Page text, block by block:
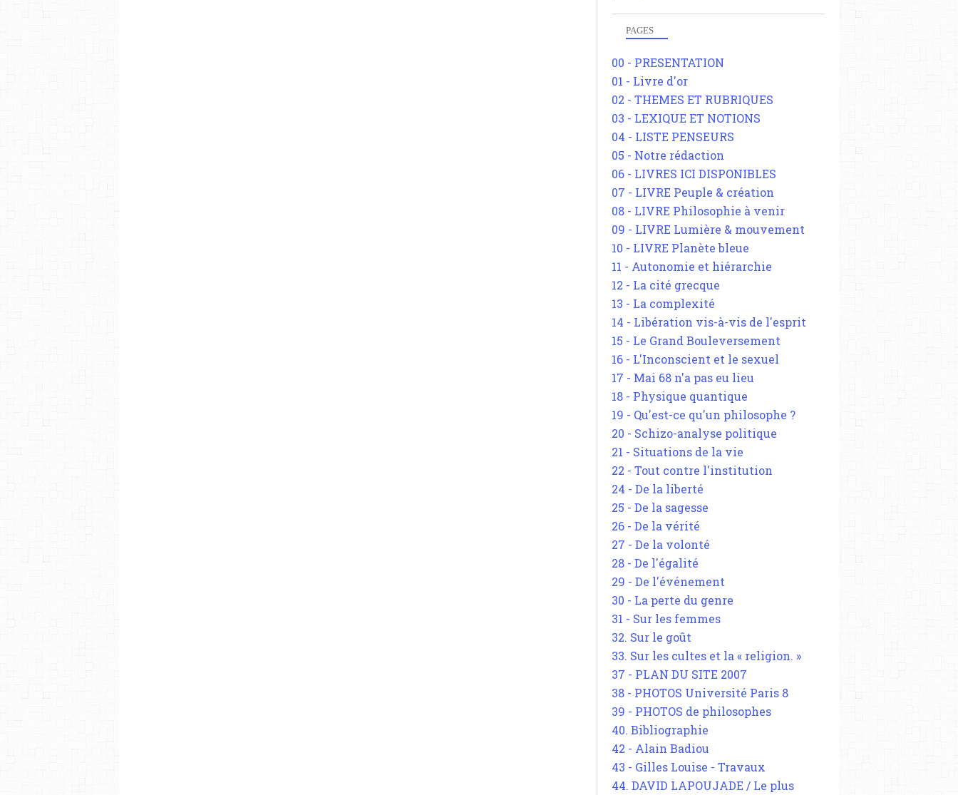
PAGES
00 - PRESENTATION
01 - Livre d'or
02 - THEMES ET RUBRIQUES
03 - LEXIQUE ET NOTIONS
04 - LISTE PENSEURS
05 - Notre rédaction
06 - LIVRES ICI DISPONIBLES
07 - LIVRE Peuple & création
08 - LIVRE Philosophie à venir
09 - LIVRE Lumière & mouvement
10 - LIVRE Planète bleue
11 - Autonomie et hiérarchie
12 - La cité grecque
13 - La complexité
14 - Libération vis-à-vis de l'esprit
15 - Le Grand Bouleversement
16 - L'Inconscient et le sexuel
17 - Mai 68 n'a pas eu lieu
18 - Physique quantique
19 - Qu'est-ce qu'un philosophe ?
20 - Schizo-analyse politique
21 - Situations de la vie
22 - Tout contre l'institution
24 - De la liberté
25 - De la sagesse
26 - De la vérité
27 - De la volonté
28 - De l'égalité
29 - De l'événement
30 - La perte du genre
31 - Sur les femmes
32. Sur le goût
33. Sur les cultes et la « religion. »
37 - PLAN DU SITE 2007
38 - PHOTOS Université Paris 8
39 - PHOTOS de philosophes
40. Bibliographie
42 - Alain Badiou
43 - Gilles Louise - Travaux
44. DAVID LAPOUJADE / Le plus